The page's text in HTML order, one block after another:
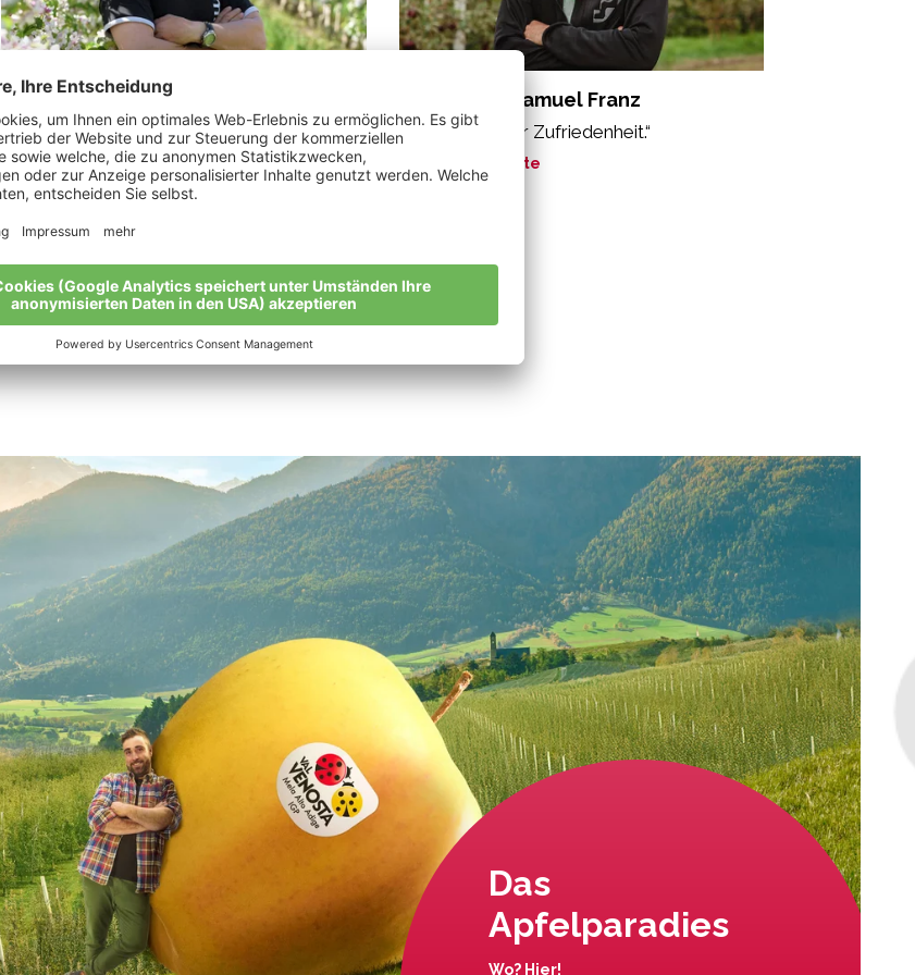
Weiss Josef
„Bio-Äpfel sind das beste Produkt der
Natur.“
Meine Geschichte
Jennewein Samuel Franz
„Das Gefühl der Zufriedenheit.“
Meine Geschichte
Alle Bio-Bauern im Überblick
Das
Apfelparadies
Wo? Hier!